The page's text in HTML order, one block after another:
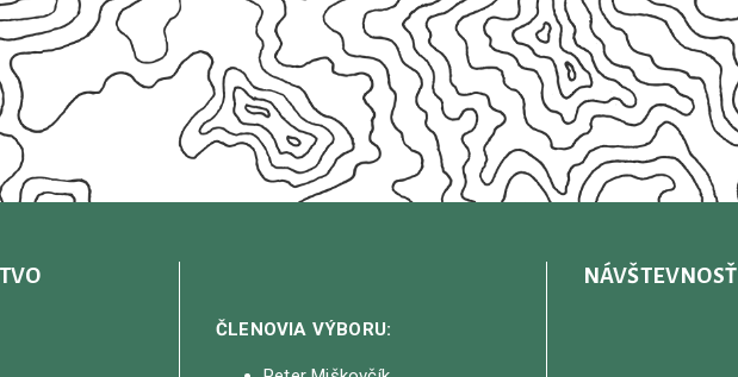
ČLENOVIA VÝBORU:
NÁVŠTEVNOSŤ